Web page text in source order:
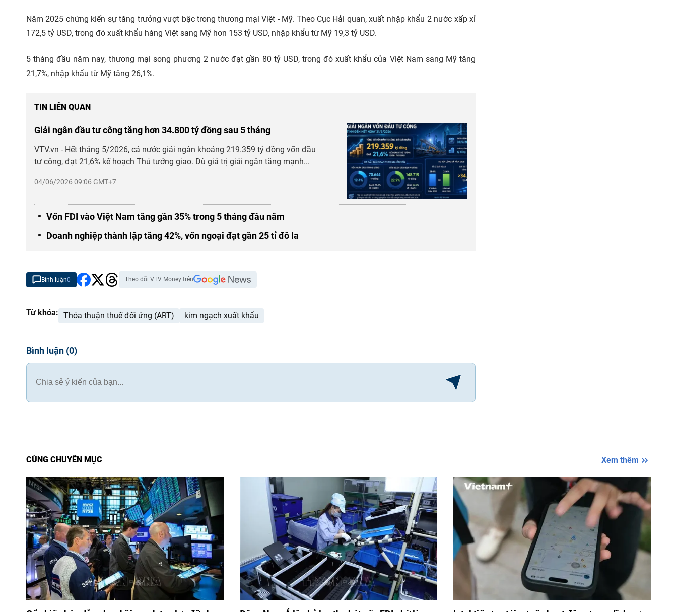
Năm 2025 chứng kiến sự tăng trưởng vượt bậc trong thương mại Việt - Mỹ. Theo Cục Hải quan, xuất nhập khẩu 2 nước xấp xỉ
172,5 tỷ USD, trong đó xuất khẩu hàng Việt sang Mỹ hơn 153 tỷ USD, nhập khẩu từ Mỹ 19,3 tỷ USD.
5 tháng đầu năm nay, thương mại song phương 2 nước đạt gần 80 tỷ USD, trong đó xuất khẩu của Việt Nam sang Mỹ tăng
21,7%, nhập khẩu từ Mỹ tăng 26,1%.
TIN LIÊN QUAN
Giải ngân đầu tư công tăng hơn 34.800 tỷ đồng sau 5 tháng
04/06/2026 09:06 GMT+7
VTV.vn - Hết tháng 5/2026, cả nước giải ngân khoảng 219.359 tỷ đồng vốn đầu
tư công, đạt 21,6% kế hoạch Thủ tướng giao. Dù giá trị giải ngân tăng mạnh...
Vốn FDI vào Việt Nam tăng gần 35% trong 5 tháng đầu năm
Doanh nghiệp thành lập tăng 42%, vốn ngoại đạt gần 25 tỉ đô la
Bình luận0 Theo dõi VTV Money trên
Từ khóa: Thỏa thuận thuế đối ứng (ART) kim ngạch xuất khẩu
Bình luận (0)
CÙNG CHUYÊN MỤC Xem thêm